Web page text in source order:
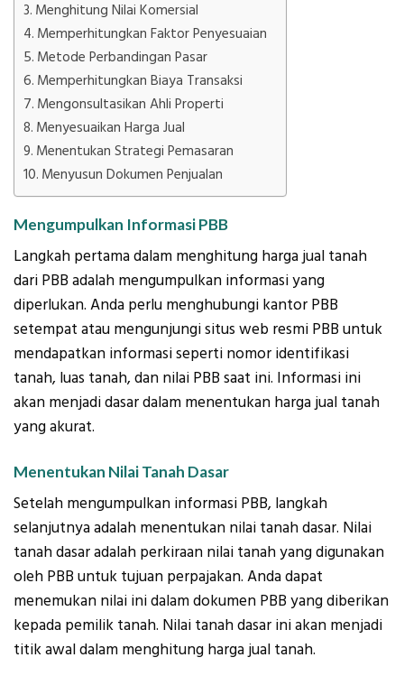
Menghitung Nilai Komersial
Memperhitungkan Faktor Penyesuaian
Metode Perbandingan Pasar
Memperhitungkan Biaya Transaksi
Mengonsultasikan Ahli Properti
Menyesuaikan Harga Jual
Menentukan Strategi Pemasaran
Menyusun Dokumen Penjualan
Mengumpulkan Informasi PBB
Langkah pertama dalam menghitung harga jual tanah
dari PBB adalah mengumpulkan informasi yang
diperlukan. Anda perlu menghubungi kantor PBB
setempat atau mengunjungi situs web resmi PBB untuk
mendapatkan informasi seperti nomor identifikasi
tanah, luas tanah, dan nilai PBB saat ini. Informasi ini
akan menjadi dasar dalam menentukan harga jual tanah
yang akurat.
Menentukan Nilai Tanah Dasar
Setelah mengumpulkan informasi PBB, langkah
selanjutnya adalah menentukan nilai tanah dasar. Nilai
tanah dasar adalah perkiraan nilai tanah yang digunakan
oleh PBB untuk tujuan perpajakan. Anda dapat
menemukan nilai ini dalam dokumen PBB yang diberikan
kepada pemilik tanah. Nilai tanah dasar ini akan menjadi
titik awal dalam menghitung harga jual tanah.